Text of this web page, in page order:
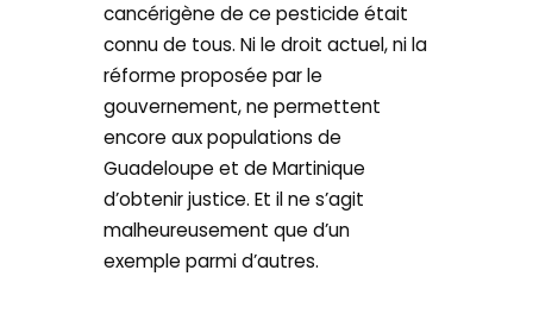
cancérigène de ce pesticide était
connu de tous. Ni le droit actuel, ni la
réforme proposée par le
gouvernement, ne permettent
encore aux populations de
Guadeloupe et de Martinique
d’obtenir justice. Et il ne s’agit
malheureusement que d’un
exemple parmi d’autres.